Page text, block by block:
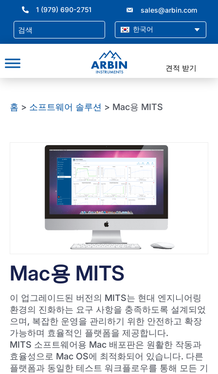
너
1 (979) 690-2751 sales@arbin.com
한국어
견적 받기
홈 > 소프트웨어 솔루션 > Mac용 MITS
Mac용 MITS
이 업그레이드된 버전의 MITS는 현대 엔지니어링
환경의 진화하는 요구 사항을 충족하도록 설계되었
으며, 복잡한 운영을 관리하기 위한 안전하고 확장
가능하며 효율적인 플랫폼을 제공합니다.
MITS 소프트웨어용 Mac 배포판은 원활한 작동과
효율성으로 Mac OS에 최적화되어 있습니다. 다른
플랫폼과 동일한 테스트 워크플로우를 통해 모든 기